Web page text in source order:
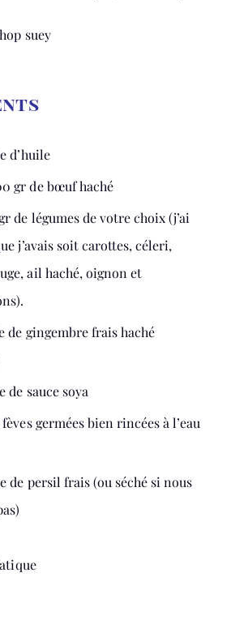
d’huile
gr de bœuf haché
de légumes de votre choix (j’ai
j’avais soit carottes, céleri,
ail haché, oignon et
de gingembre frais haché
de sauce soya
fèves germées bien rincées à l’eau
de persil frais (ou séché si nous